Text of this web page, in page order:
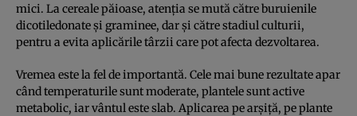
mici. La cereale păioase, atenția se mută către buruienile
dicotiledonate și graminee, dar și către stadiul culturii,
pentru a evita aplicările târzii care pot afecta dezvoltarea.
Vremea este la fel de importantă. Cele mai bune rezultate apar
când temperaturile sunt moderate, plantele sunt active
metabolic, iar vântul este slab. Aplicarea pe arșiță, pe plante